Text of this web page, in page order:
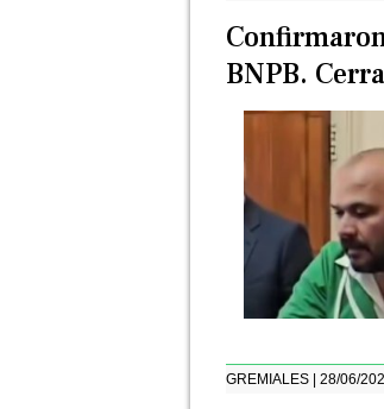
BNPB.
GREMIALES | 28/06/